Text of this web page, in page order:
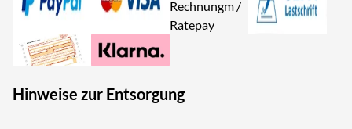
Hinweise zur Entsorgung